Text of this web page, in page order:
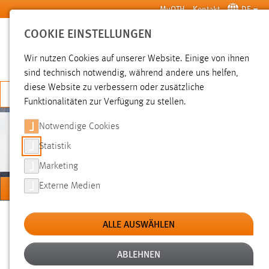
Zum Hauptinhalt springen MyOTH Kontakt DE
SUCHE
JETZT BEWERBEN
PERSONEN
Sie sind hier:
Hochschule Personen
COOKIE EINSTELLUNGEN
Wir nutzen Cookies auf unserer Website. Einige von ihnen
sind technisch notwendig, während andere uns helfen,
diese Website zu verbessern oder zusätzliche
Funktionalitäten zur Verfügung zu stellen.
Notwendige Cookies
Statistik
Marketing
Externe Medien
ALLE AUSWÄHLEN
ABLEHNEN